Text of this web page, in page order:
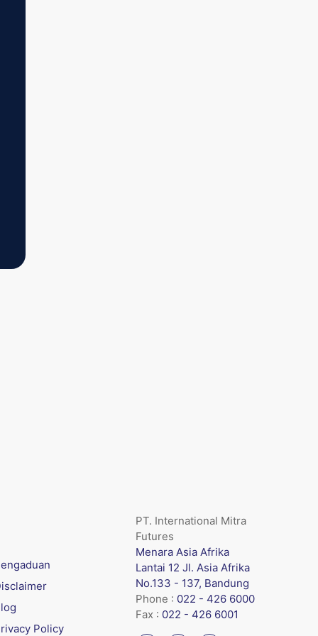
Policy
PT. International Mitra
Futures
Menara Asia Afrika
Lantai 12 Jl. Asia Afrika
No.133 - 137, Bandung
Phone : 022 - 426 6000
Fax : 022 - 426 6001